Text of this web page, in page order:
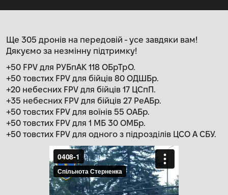
Ще 305 дронів на передовій - усе завдяки вам!
Дякуємо за незмінну підтримку!
+50 FPV для РУБпАК 118 ОБрТрО.
+50 товстих FPV для бійців 80 ОДШБр.
+20 небесних FPV для бійців 17 ЦСпП.
+35 небесних FPV для бійців 27 РеАБр.
+50 товстих FPV для воїнів 55 ОАБр.
+50 товстих FPV для 1 МБ 30 ОМБр.
+50 товстих FPV для одного з підрозділів ЦСО А СБУ.